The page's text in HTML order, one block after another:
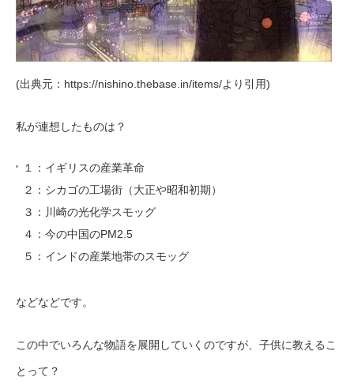
(出典元：https://nishino.thebase.in/items/より引用)
私が連想したものは？
１：イギリスの産業革命
２：シカゴの工場街（大正や昭和初期）
３：川崎の光化学スモッグ
４：今の中国のPM2.5
５：インドの産業地帯のスモッグ
などなどです。
この中でいろんな物語を展開していくのですが、子供に教えるこ
とって？